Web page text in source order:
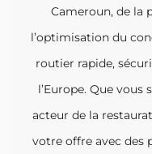
Cameroun, de la
l’optimisation du
routier rapide,
l’Europe. Que
acteur de la
votre offre avec des